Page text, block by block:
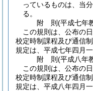
っているものは、当
る。
附 則(平成七年
この規則は、公布の
校定時制課程及び通信
規定は、平成七年四月
附 則(平成八年
この規則は、公布の
校定時制課程及び通信
規定は、平成八年四月